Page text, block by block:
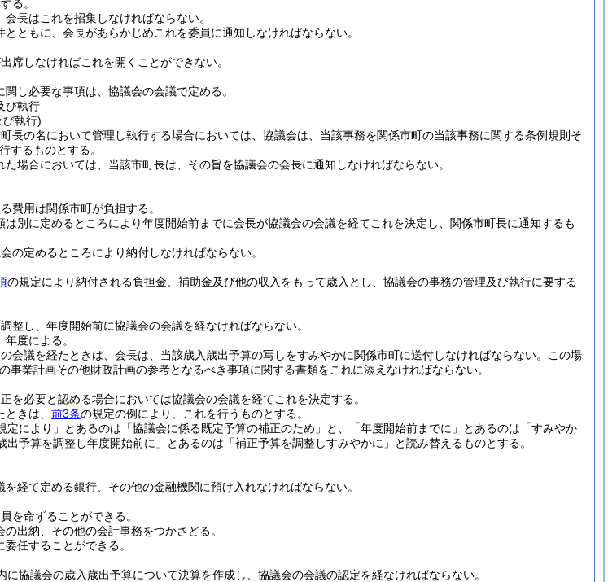
る。
長はこれを招集しなければならない。
ともに、会長があらかじめこれを委員に通知しなければならない。
席しなければこれを開くことができない。
し必要な事項は、協議会の会議で定める。
び執行
び執行)
長の名において管理し執行する場合においては、協議会は、当該事務を関係市町の当該事務に関する条例規則そ
するものとする。
場合においては、当該市町長は、その旨を協議会の会長に通知しなければならない。
費用は関係市町が負担する。
別に定めるところにより年度開始前までに会長が協議会の会議を経てこれを決定し、関係市町長に通知するも
の定めるところにより納付しなければならない。
の規定により納付される負担金、補助金及び他の収入をもって歳入とし、協議会の事務の管理及び執行に要する
整し、年度開始前に協議会の会議を経なければならない。
度による。
会議を経たときは、会長は、当該歳入歳出予算の写しをすみやかに関係市町に送付しなければならない。
この場
事業計画その他財政計画の参考となるべき事項に関する書類をこれに添えなければならない。
を必要と認める場合においては協議会の会議を経てこれを決定する。
きは、 前3条の規定の例により、これを行うものとする。
定により」とあるのは「協議会に係る既定予算の補正のため」と、「年度開始前までに」とあるのは「すみやか
出予算を調整し年度開始前に」とあるのは「補正予算を調整しすみやかに」と読み替えるものとする。
経て定める銀行、その他の金融機関に預け入れなければならない。
を命ずることができる。
出納、その他の会計事務をつかさどる。
任することができる。
協議会の歳入歳出予算について決算を作成し、協議会の会議の認定を経なければならない。